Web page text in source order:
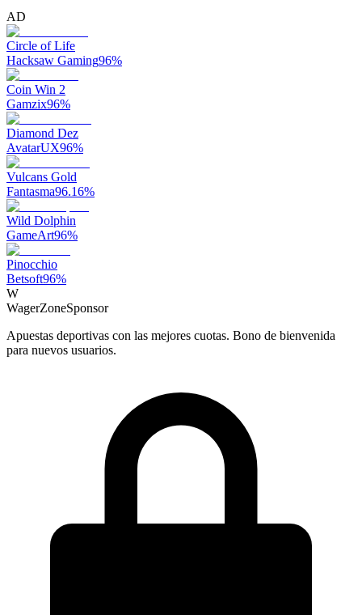
AD
Circle of Life
Hacksaw Gaming96%
Coin Win 2
Gamzix96%
Diamond Dez
AvatarUX96%
Vulcans Gold
Fantasma96.16%
Wild Dolphin
GameArt96%
Pinocchio
Betsoft96%
W
WagerZoneSponsor
Apuestas deportivas con las mejores cuotas. Bono de bienvenida
para nuevos usuarios.